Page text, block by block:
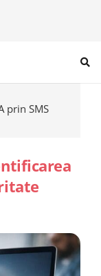
results
prin SMS